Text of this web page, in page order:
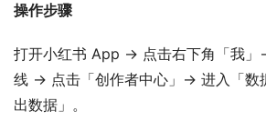
操作步骤
打开小红书 App → 点击右下角「我
线 → 点击「创作者中心」→ 进入「数
出数据」。